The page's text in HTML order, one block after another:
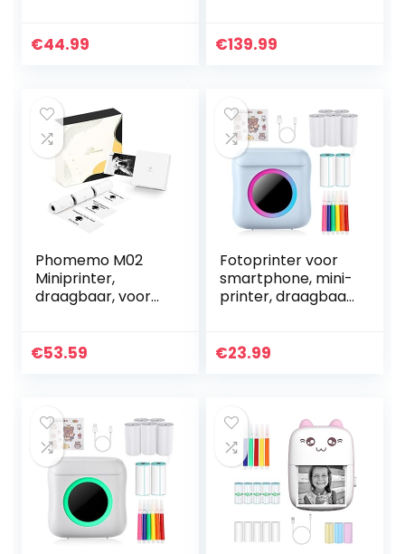
kwitantiepapierpri
€44.99
apparaten
€139.99
Phomemo M02
Miniprinter,
draagbaar, voor
geleverd met 3
€53.59
Fotoprinter voor
smartphone, mini-
printer, draagbaar
thermische
€23.99